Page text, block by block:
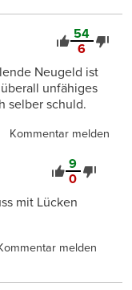
54
6
Neugeld ist
unfähiges
selber schuld.
Kommentar melden
9
0
mit Lücken
melden